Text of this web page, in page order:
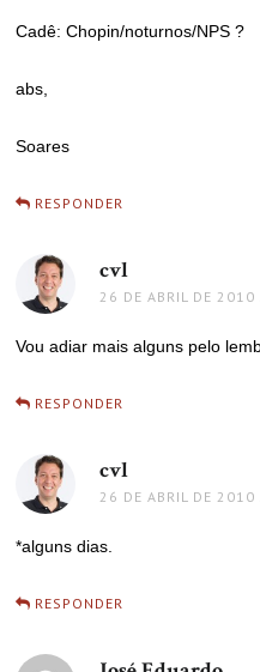
Cadê: Chopin/noturnos/NPS ?
abs,
Soares
RESPONDER
cvl
26 DE ABRIL DE 2010
Vou adiar mais alguns pelo
RESPONDER
cvl
26 DE ABRIL DE 2010
*alguns dias.
RESPONDER